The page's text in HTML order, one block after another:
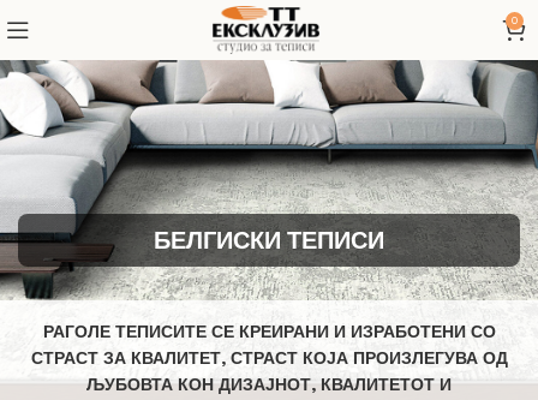
0
БЕЛГИСКИ ТЕПИСИ
РАГОЛЕ ТЕПИСИТЕ СЕ КРЕИРАНИ И ИЗРАБОТЕНИ СО
СТРАСТ ЗА КВАЛИТЕТ, СТРАСТ КОЈА ПРОИЗЛЕГУВА ОД
ЉУБОВТА КОН ДИЗАЈНОТ, КВАЛИТЕТОТ И